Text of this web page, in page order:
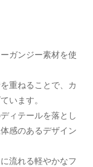
ガンジー素材を使
重ねることで、カ
います。
ィテールを落とし
感のあるデザイン
流れる軽やかなフ